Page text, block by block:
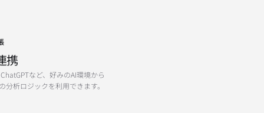
携
など、好みのAI環境から
分析ロジックを利用できます。